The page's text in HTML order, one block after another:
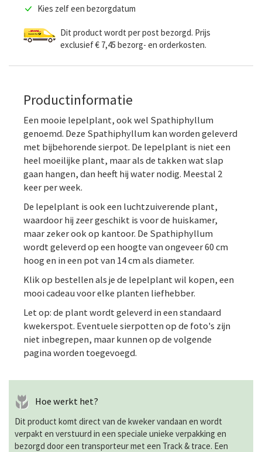
Kies zelf een bezorgdatum
Dit product wordt per post bezorgd. Prijs
exclusief € 7,45 bezorg- en orderkosten.
Productinformatie
Een mooie lepelplant, ook wel Spathiphyllum
genoemd. Deze Spathiphyllum kan worden geleverd
met bijbehorende sierpot. De lepelplant is niet een
heel moeilijke plant, maar als de takken wat slap
gaan hangen, dan heeft hij water nodig. Meestal 2
keer per week.
De lepelplant is ook een luchtzuiverende plant,
waardoor hij zeer geschikt is voor de huiskamer,
maar zeker ook op kantoor. De Spathiphyllum
wordt geleverd op een hoogte van ongeveer 60 cm
hoog en in een pot van 14 cm als diameter.
Klik op bestellen als je de lepelplant wil kopen, een
mooi cadeau voor elke planten liefhebber.
Let op: de plant wordt geleverd in een standaard
kwekerspot. Eventuele sierpotten op de foto's zijn
niet inbegrepen, maar kunnen op de volgende
pagina worden toegevoegd.
Hoe werkt het?
Dit product komt direct van de kweker vandaan en wordt
verpakt en verstuurd in een speciale unieke verpakking en
bezorgd door een transporteur met een Track & trace. Een